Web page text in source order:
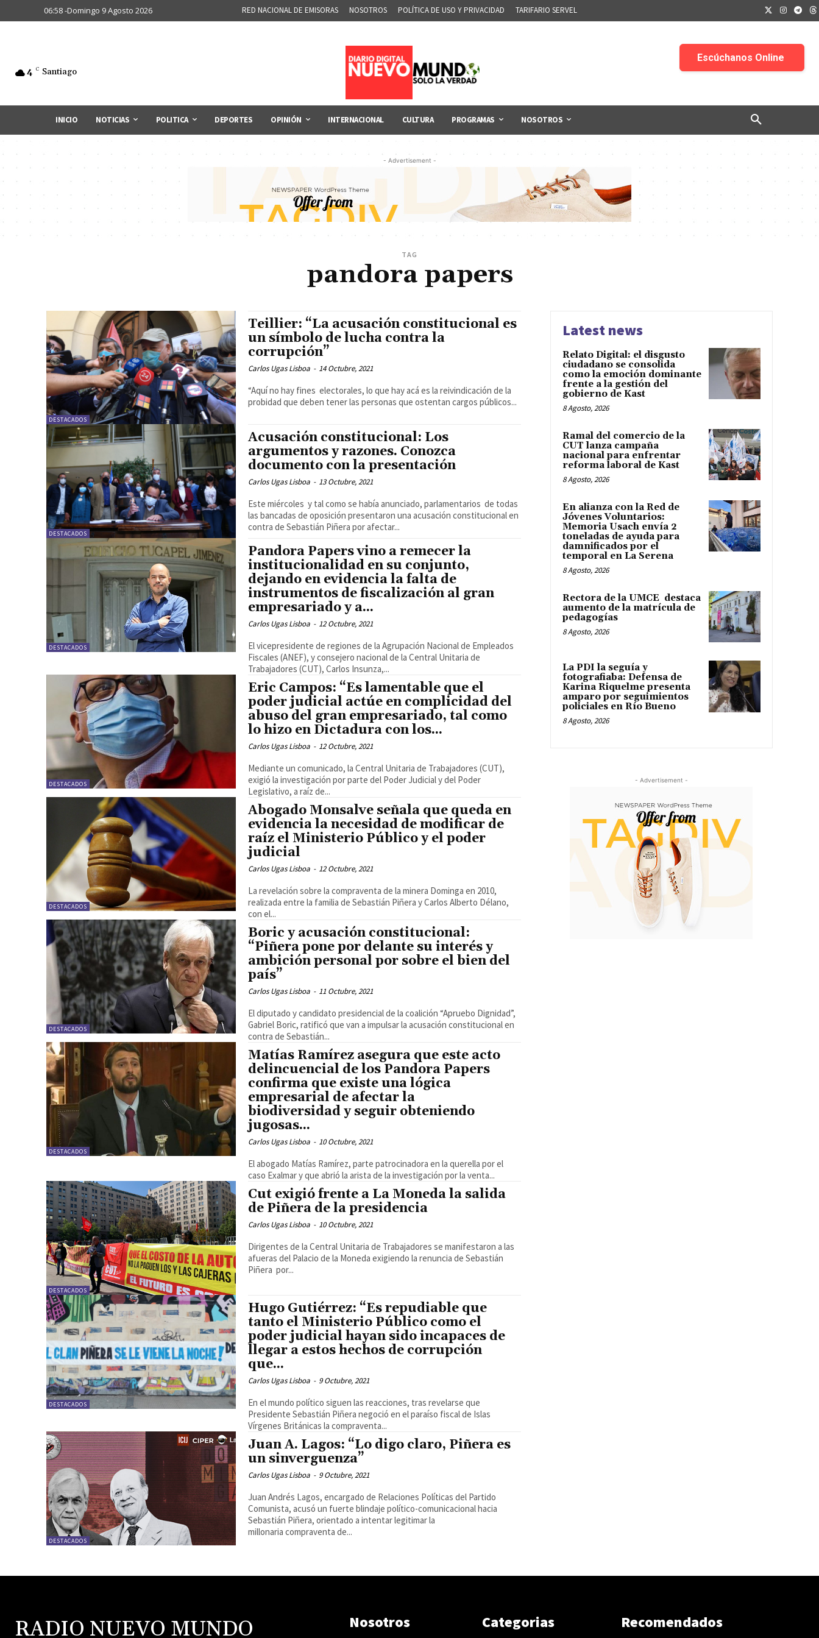
06:58 -Domingo 9 Agosto 2026 RED NACIONAL DE EMISORAS NOSOTROS POLÍTICA DE USO Y PRIVACIDAD TARIFARIO SERVEL
4 C Santiago
INICIO NOTICIAS POLITICA DEPORTES OPINIÓN INTERNACIONAL CULTURA PROGRAMAS NOSOTROS
- Advertisement -
TAG
pandora papers
DESTACADOS
Teillier: “La acusación constitucional es
un símbolo de lucha contra la
corrupción”
Carlos Ugas Lisboa - 14 Octubre, 2021
“Aquí no hay fines electorales, lo que hay acá es la reivindicación de la
probidad que deben tener las personas que ostentan cargos públicos...
DESTACADOS
Acusación constitucional: Los
argumentos y razones. Conozca
documento con la presentación
Carlos Ugas Lisboa - 13 Octubre, 2021
Este miércoles y tal como se había anunciado, parlamentarios de todas
las bancadas de oposición presentaron una acusación constitucional en
contra de Sebastián Piñera por afectar...
DESTACADOS
Pandora Papers vino a remecer la
institucionalidad en su conjunto,
dejando en evidencia la falta de
instrumentos de fiscalización al gran
empresariado y a...
Carlos Ugas Lisboa - 12 Octubre, 2021
El vicepresidente de regiones de la Agrupación Nacional de Empleados
Fiscales (ANEF), y consejero nacional de la Central Unitaria de
Trabajadores (CUT), Carlos Insunza,...
DESTACADOS
Eric Campos: “Es lamentable que el
poder judicial actúe en complicidad del
abuso del gran empresariado, tal como
lo hizo en Dictadura con los...
Carlos Ugas Lisboa - 12 Octubre, 2021
Mediante un comunicado, la Central Unitaria de Trabajadores (CUT),
exigió la investigación por parte del Poder Judicial y del Poder
Legislativo, a raíz de...
DESTACADOS
Abogado Monsalve señala que queda en
evidencia la necesidad de modificar de
raíz el Ministerio Público y el poder
judicial
Carlos Ugas Lisboa - 12 Octubre, 2021
La revelación sobre la compraventa de la minera Dominga en 2010,
realizada entre la familia de Sebastián Piñera y Carlos Alberto Délano,
con el...
DESTACADOS
Boric y acusación constitucional:
“Piñera pone por delante su interés y
ambición personal por sobre el bien del
país”
Carlos Ugas Lisboa - 11 Octubre, 2021
El diputado y candidato presidencial de la coalición “Apruebo Dignidad”,
Gabriel Boric, ratificó que van a impulsar la acusación constitucional en
contra de Sebastián...
DESTACADOS
Matías Ramírez asegura que este acto
delincuencial de los Pandora Papers
confirma que existe una lógica
empresarial de afectar la
biodiversidad y seguir obteniendo
jugosas...
Carlos Ugas Lisboa - 10 Octubre, 2021
El abogado Matías Ramírez, parte patrocinadora en la querella por el
caso Exalmar y que abrió la arista de la investigación por la venta...
DESTACADOS
Cut exigió frente a La Moneda la salida
de Piñera de la presidencia
Carlos Ugas Lisboa - 10 Octubre, 2021
Dirigentes de la Central Unitaria de Trabajadores se manifestaron a las
afueras del Palacio de la Moneda exigiendo la renuncia de Sebastián
Piñera por...
DESTACADOS
Hugo Gutiérrez: “Es repudiable que
tanto el Ministerio Público como el
poder judicial hayan sido incapaces de
llegar a estos hechos de corrupción
que...
Carlos Ugas Lisboa - 9 Octubre, 2021
En el mundo político siguen las reacciones, tras revelarse que
Presidente Sebastián Piñera negoció en el paraíso fiscal de Islas
Vírgenes Británicas la compraventa...
DESTACADOS
Juan A. Lagos: “Lo digo claro, Piñera es
un sinverguenza”
Carlos Ugas Lisboa - 9 Octubre, 2021
Juan Andrés Lagos, encargado de Relaciones Políticas del Partido
Comunista, acusó un fuerte blindaje político-comunicacional hacia
Sebastián Piñera, orientado a intentar legitimar la
millonaria compraventa de...
Latest news
Relato Digital: el disgusto
ciudadano se consolida
como la emoción dominante
frente a la gestión del
gobierno de Kast
8 Agosto, 2026
Ramal del comercio de la
CUT lanza campaña
nacional para enfrentar
reforma laboral de Kast
8 Agosto, 2026
En alianza con la Red de
Jóvenes Voluntarios:
Memoria Usach envía 2
toneladas de ayuda para
damnificados por el
temporal en La Serena
8 Agosto, 2026
Rectora de la UMCE destaca
aumento de la matrícula de
pedagogías
8 Agosto, 2026
La PDI la seguía y
fotografiaba: Defensa de
Karina Riquelme presenta
amparo por seguimientos
policiales en Río Bueno
8 Agosto, 2026
- Advertisement -
RADIO NUEVO MUNDO Nosotros Categorias Recomendados